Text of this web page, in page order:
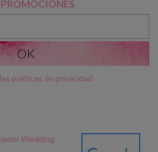
PROMOCIONES
las políticas de privacidad